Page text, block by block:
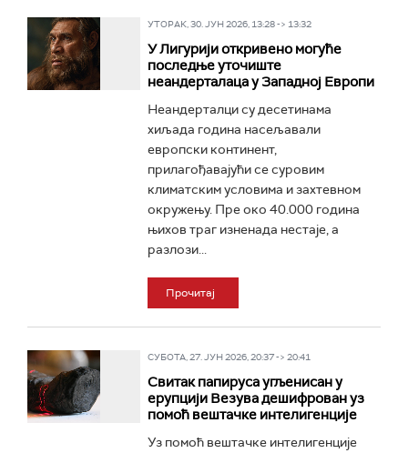
УТОРАК, 30. ЈУН 2026, 13:28 -> 13:32
У Лигурији откривено могуће
последње уточиште
неандерталаца у Западној Европи
Неандерталци су десетинама
хиљада година насељавали
европски континент,
прилагођавајући се суровим
климатским условима и захтевном
окружењу. Пре око 40.000 година
њихов траг изненада нестаје, а
разлози...
Прочитај
СУБОТА, 27. ЈУН 2026, 20:37 -> 20:41
Свитак папируса угљенисан у
ерупцији Везува дешифрован уз
помоћ вештачке интелигенције
Уз помоћ вештачке интелигенције